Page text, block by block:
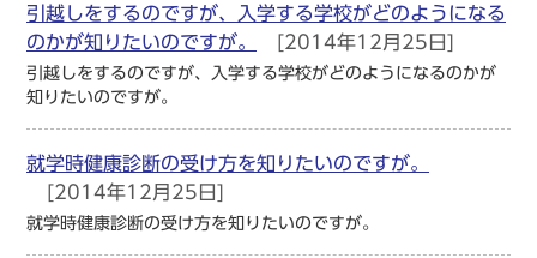
引越しをするのですが、入学する学校がどのようになる
のかが知りたいのですが。
[2014年12月25日]
引越しをするのですが、入学する学校がどのようになるのかが
知りたいのですが。
就学時健康診断の受け方を知りたいのですが。
[2014年12月25日]
就学時健康診断の受け方を知りたいのですが。